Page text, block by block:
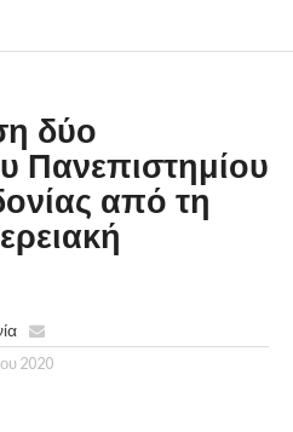
δύο
Πανεπιστημίου
από τη
2020